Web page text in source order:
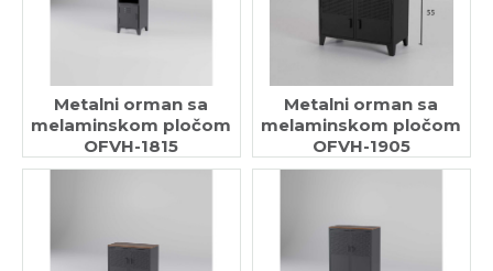
Metalni orman sa
melaminskom pločom
OFVH-1815
Metalni orman sa
melaminskom pločom
OFVH-1905